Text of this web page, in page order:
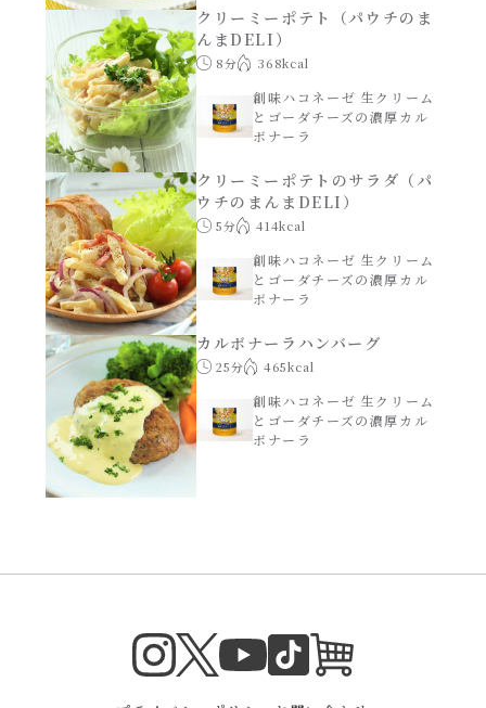
クリーミーポテト（パウチのま
んまDELI）
8分 368kcal
創味ハコネーゼ 生クリーム
とゴーダチーズの濃厚カル
ボナーラ
クリーミーポテトのサラダ（パ
ウチのまんまDELI）
5分 414kcal
創味ハコネーゼ 生クリーム
とゴーダチーズの濃厚カル
ボナーラ
カルボナーラハンバーグ
25分 465kcal
創味ハコネーゼ 生クリーム
とゴーダチーズの濃厚カル
ボナーラ
Instagram
TwitterYouTube
TikTok